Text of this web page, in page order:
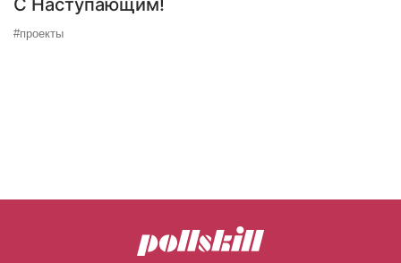
С Наступающим!
#проекты